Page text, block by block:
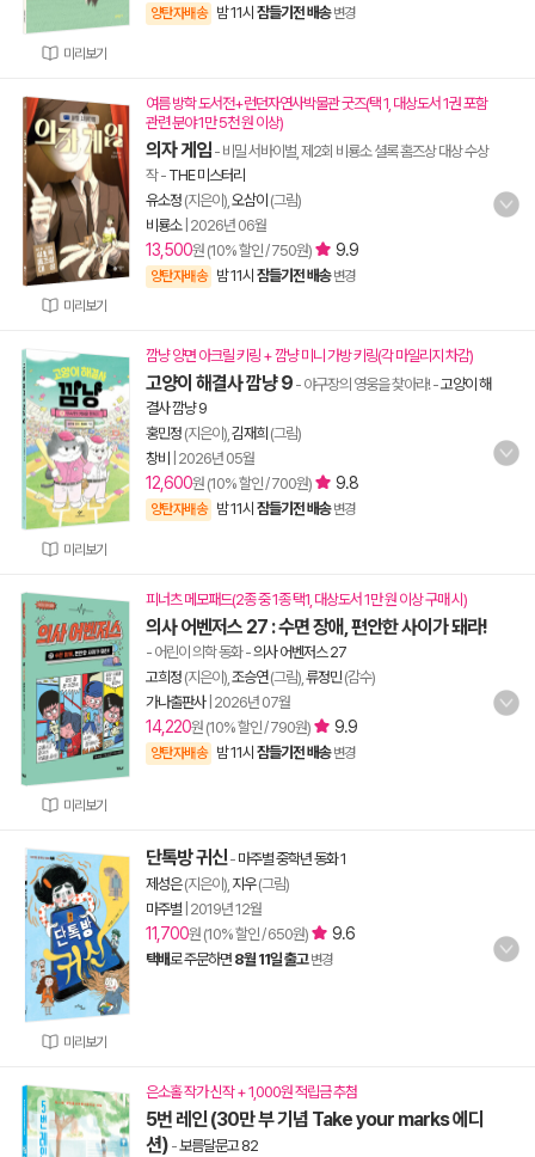
미리보기
양탄자배송 밤 11시 잠들기전 배송 변경
미리보기
여름 방학 도서전+런던자연사박물관 굿즈(택 1, 대상도서 1권 포함
관련 분야 1만 5천 원 이상)
의자 게임 - 비밀 서바이벌, 제2회 비룡소 셜록 홈즈상 대상 수상
작- THE 미스터리
유소정 (지은이), 오삼이 (그림)
비룡소| 2026년 06월
13,500원 (10% 할인 / 750원) 9.9
양탄자배송 밤 11시 잠들기전 배송 변경
미리보기
깜냥 양면 아크릴 키링 + 깜냥 미니 가방 키링(각 마일리지 차감)
고양이 해결사 깜냥 9 - 야구장의 영웅을 찾아라!-고양이 해
결사 깜냥 9
홍민정 (지은이), 김재희 (그림)
창비
2026년 05월
12,600원 (10% 할인 / 700원) 9.8
양탄자배송 밤 11시 잠들기전 배송 변경
미리보기
피너츠 메모패드(2종 중 1종 택1, 대상도서 1만 원 이상 구매 시)
의사 어벤저스 27 : 수면 장애, 편안한 사이가 돼라!
- 어린이 의학 동화-의사 어벤저스 27
고희정 (지은이), 조승연(그림), 류정민(감수)
가나출판사| 2026년 07월
14,220원 (10% 할인 / 790원) 9.9
양탄자배송 밤 11시 잠들기전 배송 변경
미리보기
단톡방 귀신- 마주별 중학년 동화 1
제성은(지은이), 지우(그림)
마주별 2019년 12월
11,700원 (10% 할인 / 650원) 9.6
택배로 주문하면 8월 11일 출고 변경
은소홀 작가 신작 + 1,000원 적립금 추첨
5번 레인 (30만 부 기념 Take your marks 에디
션) -보름달문고 82